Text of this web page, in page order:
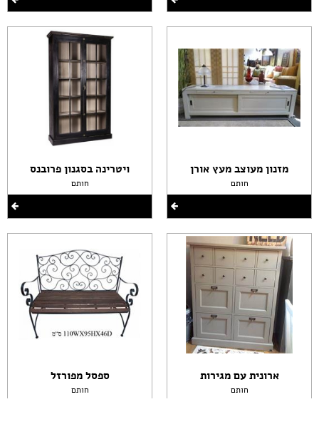
מזנון מעוצב מעץ אורן
חותם
ארונית עם מגירות
חותם
ויטרינה בסגנון פרובנס
חותם
ספסל מפורזל
חותם